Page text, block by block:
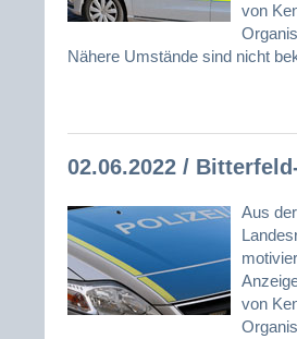
von
Nähere Umstände sind nicht
02.06.2022 /
Aus
von